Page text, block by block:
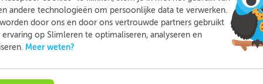
Wat isSlimleren nou eigenlijk?
je online voor de vakken waar je nog wat moeite mee hebt,
andere technologieën om persoonlijke data te verwerken.
door ons en door ons vertrouwde partners gebruikt
op Slimleren te optimaliseren, analyseren en
Meer weten?